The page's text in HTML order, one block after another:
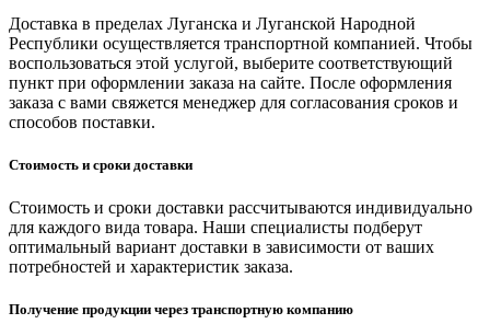
Доставка в пределах Луганска и Луганской Народной
Республики осуществляется транспортной компанией. Чтобы
воспользоваться этой услугой, выберите соответствующий
пункт при оформлении заказа на сайте. После оформления
заказа с вами свяжется менеджер для согласования сроков и
способов поставки.
Стоимость и сроки доставки
Стоимость и сроки доставки рассчитываются индивидуально
для каждого вида товара. Наши специалисты подберут
оптимальный вариант доставки в зависимости от ваших
потребностей и характеристик заказа.
Получение продукции через транспортную компанию